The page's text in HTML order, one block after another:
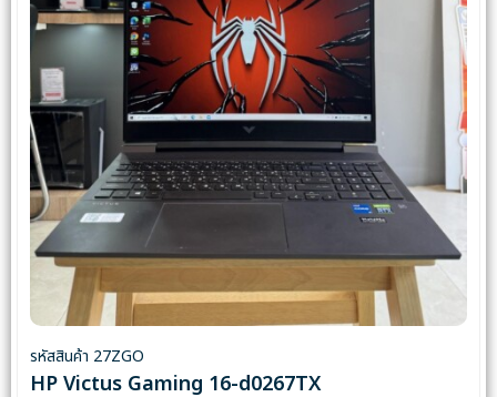
รหัสสินค้า 27ZGO
HP Victus Gaming 16-d0267TX